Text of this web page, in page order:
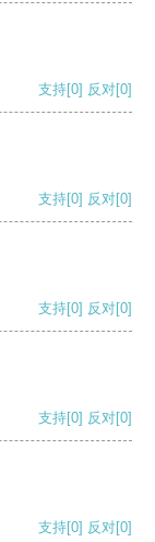
支持[0] 反对[0]
支持[0] 反对[0]
支持[0] 反对[0]
支持[0] 反对[0]
支持[0] 反对[0]